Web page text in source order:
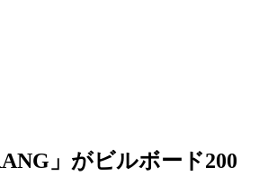
」がビルボード200